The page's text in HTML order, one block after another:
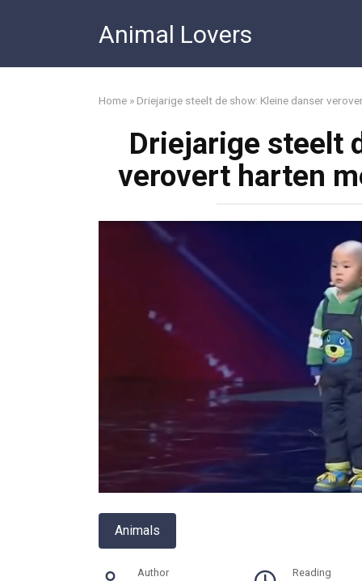
Animal Lovers
Home » Driejarige steelt de show: Kleine danser
Driejarige steelt
verovert harten
Animals
Author Reading